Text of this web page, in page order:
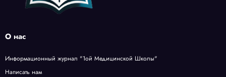
О нас
Информационный журнал "1ой Медицинской Школы"
Написать нам